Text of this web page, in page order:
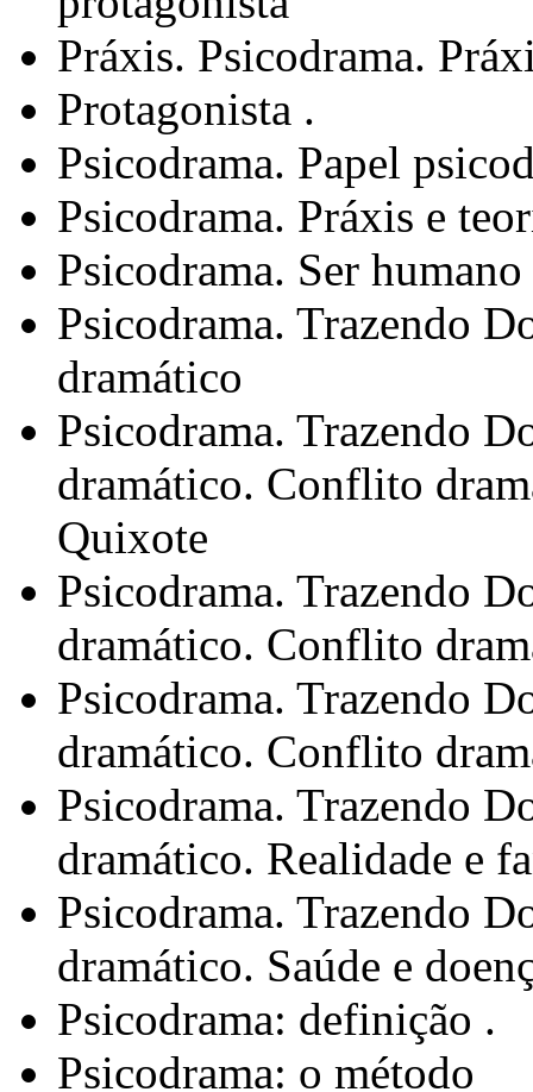
Práxis. Psicodrama.
Protagonista .
Psicodrama. Papel
Psicodrama. Práxis e
Psicodrama. Ser
Psicodrama. Trazendo
dramático
Psicodrama. Trazendo
dramático. Conflito
Quixote
Psicodrama. Trazendo
dramático. Conflito
Psicodrama. Trazendo
dramático. Conflito
Psicodrama. Trazendo
dramático. Realidade e
Psicodrama. Trazendo
dramático. Saúde e
Psicodrama: definição .
Psicodrama: o método